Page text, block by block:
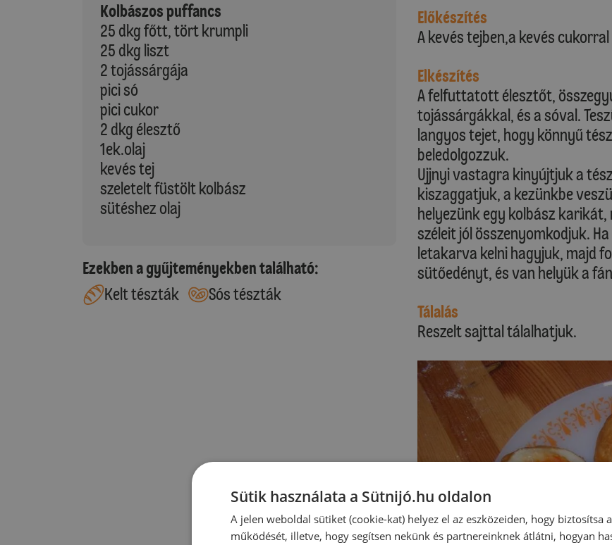
Kolbászos puffancs
25 dkg főtt, tört krumpli
25 dkg liszt
2 tojássárgája
pici só
pici cukor
2 dkg élesztő
1ek.olaj
kevés tej
szeletelt füstölt kolbász
sütéshez olaj
Ezekben a gyűjteményekben található:
Kelt tészták
Sós tészták
Előkészítés
A kevés tejben,a kevés
Elkészítés
A felfuttatott élesztőt,
tojássárgákkal, és a sóval.
langyos tejet, hogy könnyű
beledolgozzuk.
Ujjnyi vastagra kinyújtjuk a
kiszaggatjuk, a kezünkbe
helyezünk egy kolbász
széleit jól összenyomkodjuk.
letakarva kelni hagyjuk, majd
sütőedényt, és van helyük a
Tálalás
Reszelt sajttal tálalhatjuk.
Sütik használata a Sütnijó.hu oldalon
A jelen weboldal sütiket (cookie-kat) helyez el az eszközeiden, hogy biztosítsa
működését, illetve, hogy segítsen nekünk és partnereinknek átlátni, hogyan